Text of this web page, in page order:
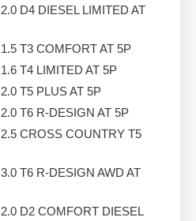
2.0 D4 DIESEL LIMITED AT
1.5 T3 COMFORT AT 5P
1.6 T4 LIMITED AT 5P
2.0 T5 PLUS AT 5P
2.0 T6 R-DESIGN AT 5P
2.5 CROSS COUNTRY T5
3.0 T6 R-DESIGN AWD AT
2.0 D2 COMFORT DIESEL